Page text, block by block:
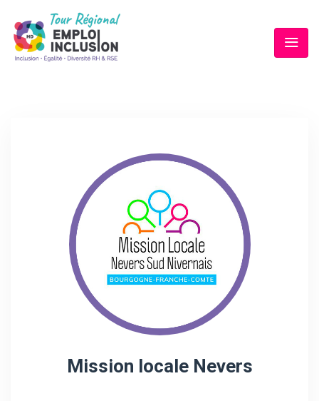
Mission locale Nevers